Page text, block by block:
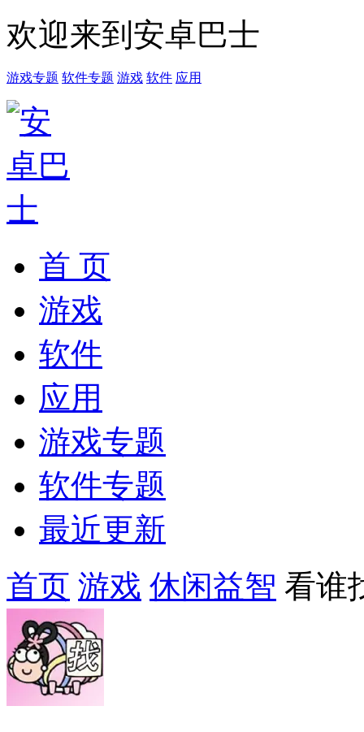
欢迎来到安卓巴士
游戏专题 软件专题 游戏 软件 应用
首 页
游戏
软件
应用
游戏专题
软件专题
最近更新
首页 游戏 休闲益智 看谁